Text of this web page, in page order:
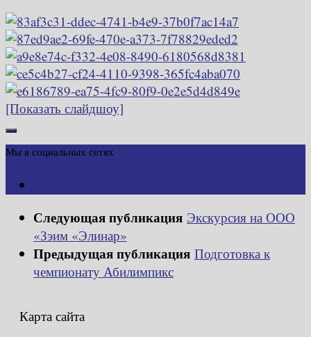
[Показать слайдшоу]
Мы в социальных сетях
Следующая публикация Экскурсия на ООО
«Зэим «Элинар»
Предыдущая публикация Подготовка к
чемпионату Абилимпикс
Карта сайта